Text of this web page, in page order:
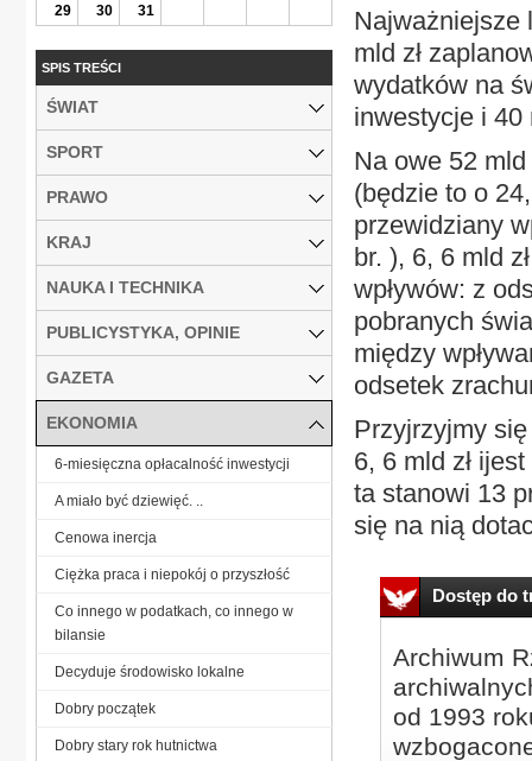
Najważniejsze
mld zł
wydatków na
inwestycje i 40
Na owe 52
(będzie to o
przewidziany
br. ), 6, 6 mld
wpływów: z
pobranych
między
odsetek
Przyjrzyjmy
6, 6 mld zł
ta stanowi 13
się na nią
Dostęp do
Archiwum
od 1993
29
30 31
SPIS TREŚCI
ŚWIAT
SPORT
PRAWO
KRAJ
NAUKA I TECHNIKA
PUBLICYSTYKA, OPINIE
GAZETA
EKONOMIA
6-miesięczna opłacalność inwestycji
A miało być dziewięć. ..
Cenowa inercja
Ciężka praca i niepokój o przyszłość
Co innego w podatkach, co innego w
bilansie
Decyduje środowisko lokalne
Dobry początek
Dobry stary rok hutnictwa